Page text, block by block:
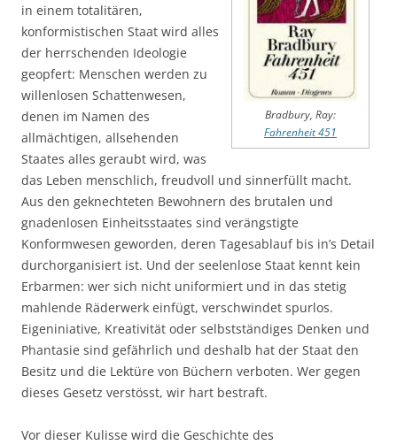
Bradbury, Ray:
Fahrenheit 451
in einem totalitären,
konformistischen Staat wird alles
der herrschenden Ideologie
geopfert: Menschen werden zu
willenlosen Schattenwesen,
denen im Namen des
allmächtigen, allsehenden
Staates alles geraubt wird, was
das Leben menschlich, freudvoll und sinnerfüllt macht.
Aus den geknechteten Bewohnern des brutalen und
gnadenlosen Einheitsstaates sind verängstigte
Konformwesen geworden, deren Tagesablauf bis in’s Detail
durchorganisiert ist. Und der seelenlose Staat kennt kein
Erbarmen: wer sich nicht uniformiert und in das stetig
mahlende Räderwerk einfügt, verschwindet spurlos.
Eigeniniative, Kreativität oder selbstständiges Denken und
Phantasie sind gefährlich und deshalb hat der Staat den
Besitz und die Lektüre von Büchern verboten. Wer gegen
dieses Gesetz verstösst, wir hart bestraft.
Vor dieser Kulisse wird die Geschichte des